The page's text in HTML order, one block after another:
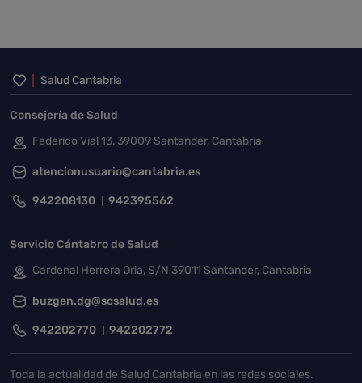
Inicio del pie de página
Salud Cantabria
Consejería de Salud
Federico Vial 13, 39009 Santander, Cantabria
atencionusuario@cantabria.es
942208130 942395562
Servicio Cántabro de Salud
Cardenal Herrera Oria, S/N 39011 Santander, Cantabria
buzgen.dg@scsalud.es
942202770 942202772
Toda la actualidad de Salud Cantabria en las redes sociales.